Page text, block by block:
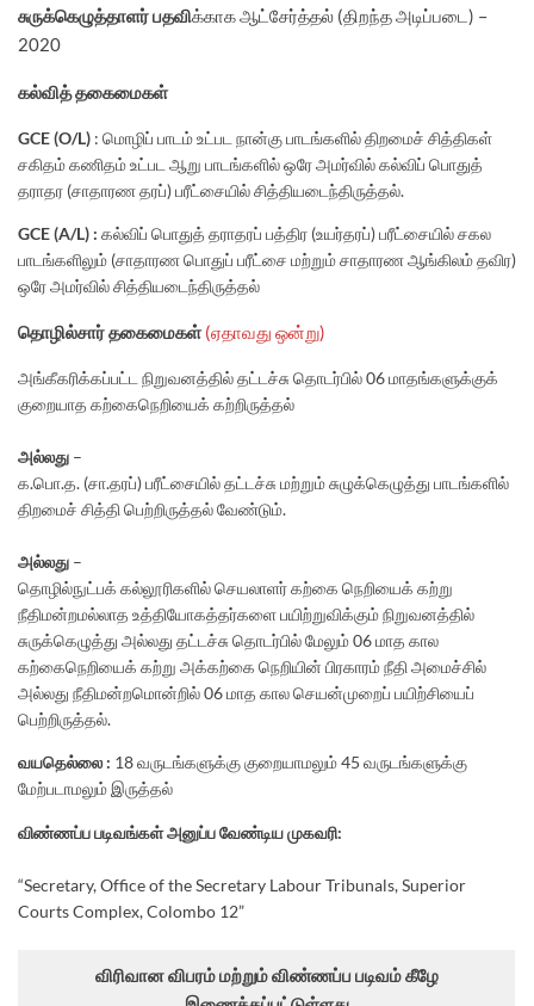
சுருக்கெழுத்தாளர் பதவிக்காக ஆட்சேர்த்தல் (திறந்த அடிப்படை) –
2020
கல்வித் தகைமைகள்
GCE (O/L) : மொழிப் பாடம் உட்பட நான்கு பாடங்களில் திறமைச் சித்திகள்
சகிதம் கணிதம் உட்பட ஆறு பாடங்களில் ஒரே அமர்வில் கல்விப் பொதுத்
தராதர (சாதாரண தரப்) பரீட்சையில் சித்தியடைந்திருத்தல்.
GCE (A/L) : கல்விப் பொதுத் தராதரப் பத்திர (உயர்தரப்) பரீட்சையில் சகல
பாடங்களிலும் (சாதாரண பொதுப் பரீட்சை மற்றும் சாதாரண ஆங்கிலம் தவிர)
ஒரே அமர்வில் சித்தியடைந்திருத்தல்
தொழில்சார் தகைமைகள்(ஏதாவது ஒன்று)
அங்கீகரிக்கப்பட்ட நிறுவனத்தில் தட்டச்சு தொடர்பில் 06 மாதங்களுக்குக்
குறையாத கற்கைநெறியைக் கற்றிருத்தல்
அல்லது –
க.பொ.த. (சா.தரப்) பரீட்சையில் தட்டச்சு மற்றும் சுழுக்கெழுத்து பாடங்களில்
திறமைச் சித்தி பெற்றிருத்தல் வேண்டும்.
அல்லது –
தொழில்நுட்பக் கல்லூரிகளில் செயலாளர் கற்கை நெறியைக் கற்று
நீதிமன்றமல்லாத உத்தியோகத்தர்களை பயிற்றுவிக்கும் நிறுவனத்தில்
சுருக்கெழுத்து அல்லது தட்டச்சு தொடர்பில் மேலும் 06 மாத கால
கற்கைநெறியைக் கற்று அக்கற்கை நெறியின் பிரகாரம் நீதி அமைச்சில்
அல்லது நீதிமன்றமொன்றில் 06 மாத கால செயன்முறைப் பயிற்சியைப்
பெற்றிருத்தல்.
வயதெல்லை : 18 வருடங்களுக்கு குறையாமலும் 45 வருடங்களுக்கு
மேற்படாமலும் இருத்தல்
விண்ணப்ப படிவங்கள் அனுப்ப வேண்டிய முகவரி:
“Secretary, Office of the Secretary Labour Tribunals, Superior
Courts Complex, Colombo 12”
விரிவான விபரம் மற்றும் விண்ணப்ப படிவம் கீழே